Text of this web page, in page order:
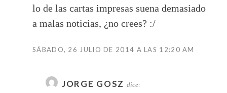
lo de las cartas impresas suena demasiado
a malas noticias, ¿no crees? :/
SÁBADO, 26 JULIO DE 2014 A LAS 12:20 AM
JORGE GOSZ dice: